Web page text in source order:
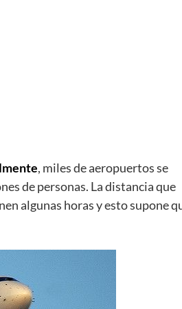
, miles de aeropuertos se
de personas. La distancia que
algunas horas y esto supone